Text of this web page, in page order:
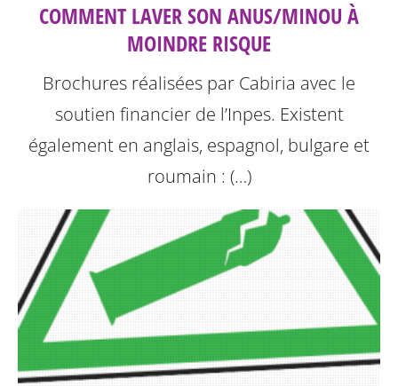
COMMENT LAVER SON ANUS/MINOU À
MOINDRE RISQUE
Brochures réalisées par Cabiria avec le
soutien financier de l’Inpes. Existent
également en anglais, espagnol, bulgare et
roumain : (…)